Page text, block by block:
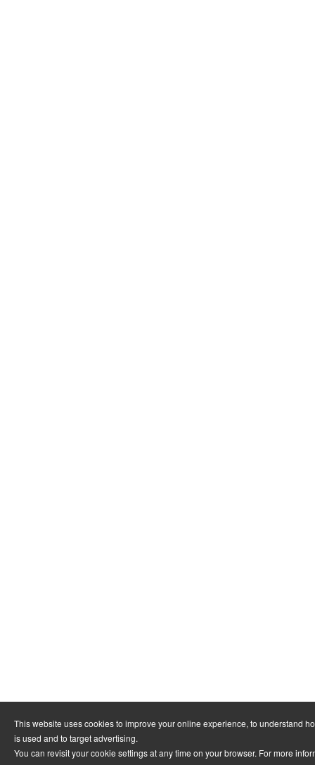
This website uses cookies to improve your online experience, to understand
is used and to target advertising.
You can revisit your cookie settings at any time on your browser. For more